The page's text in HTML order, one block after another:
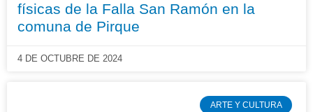
físicas de la Falla San Ramón en la
comuna de Pirque
4 DE OCTUBRE DE 2024
ARTE Y CULTURA